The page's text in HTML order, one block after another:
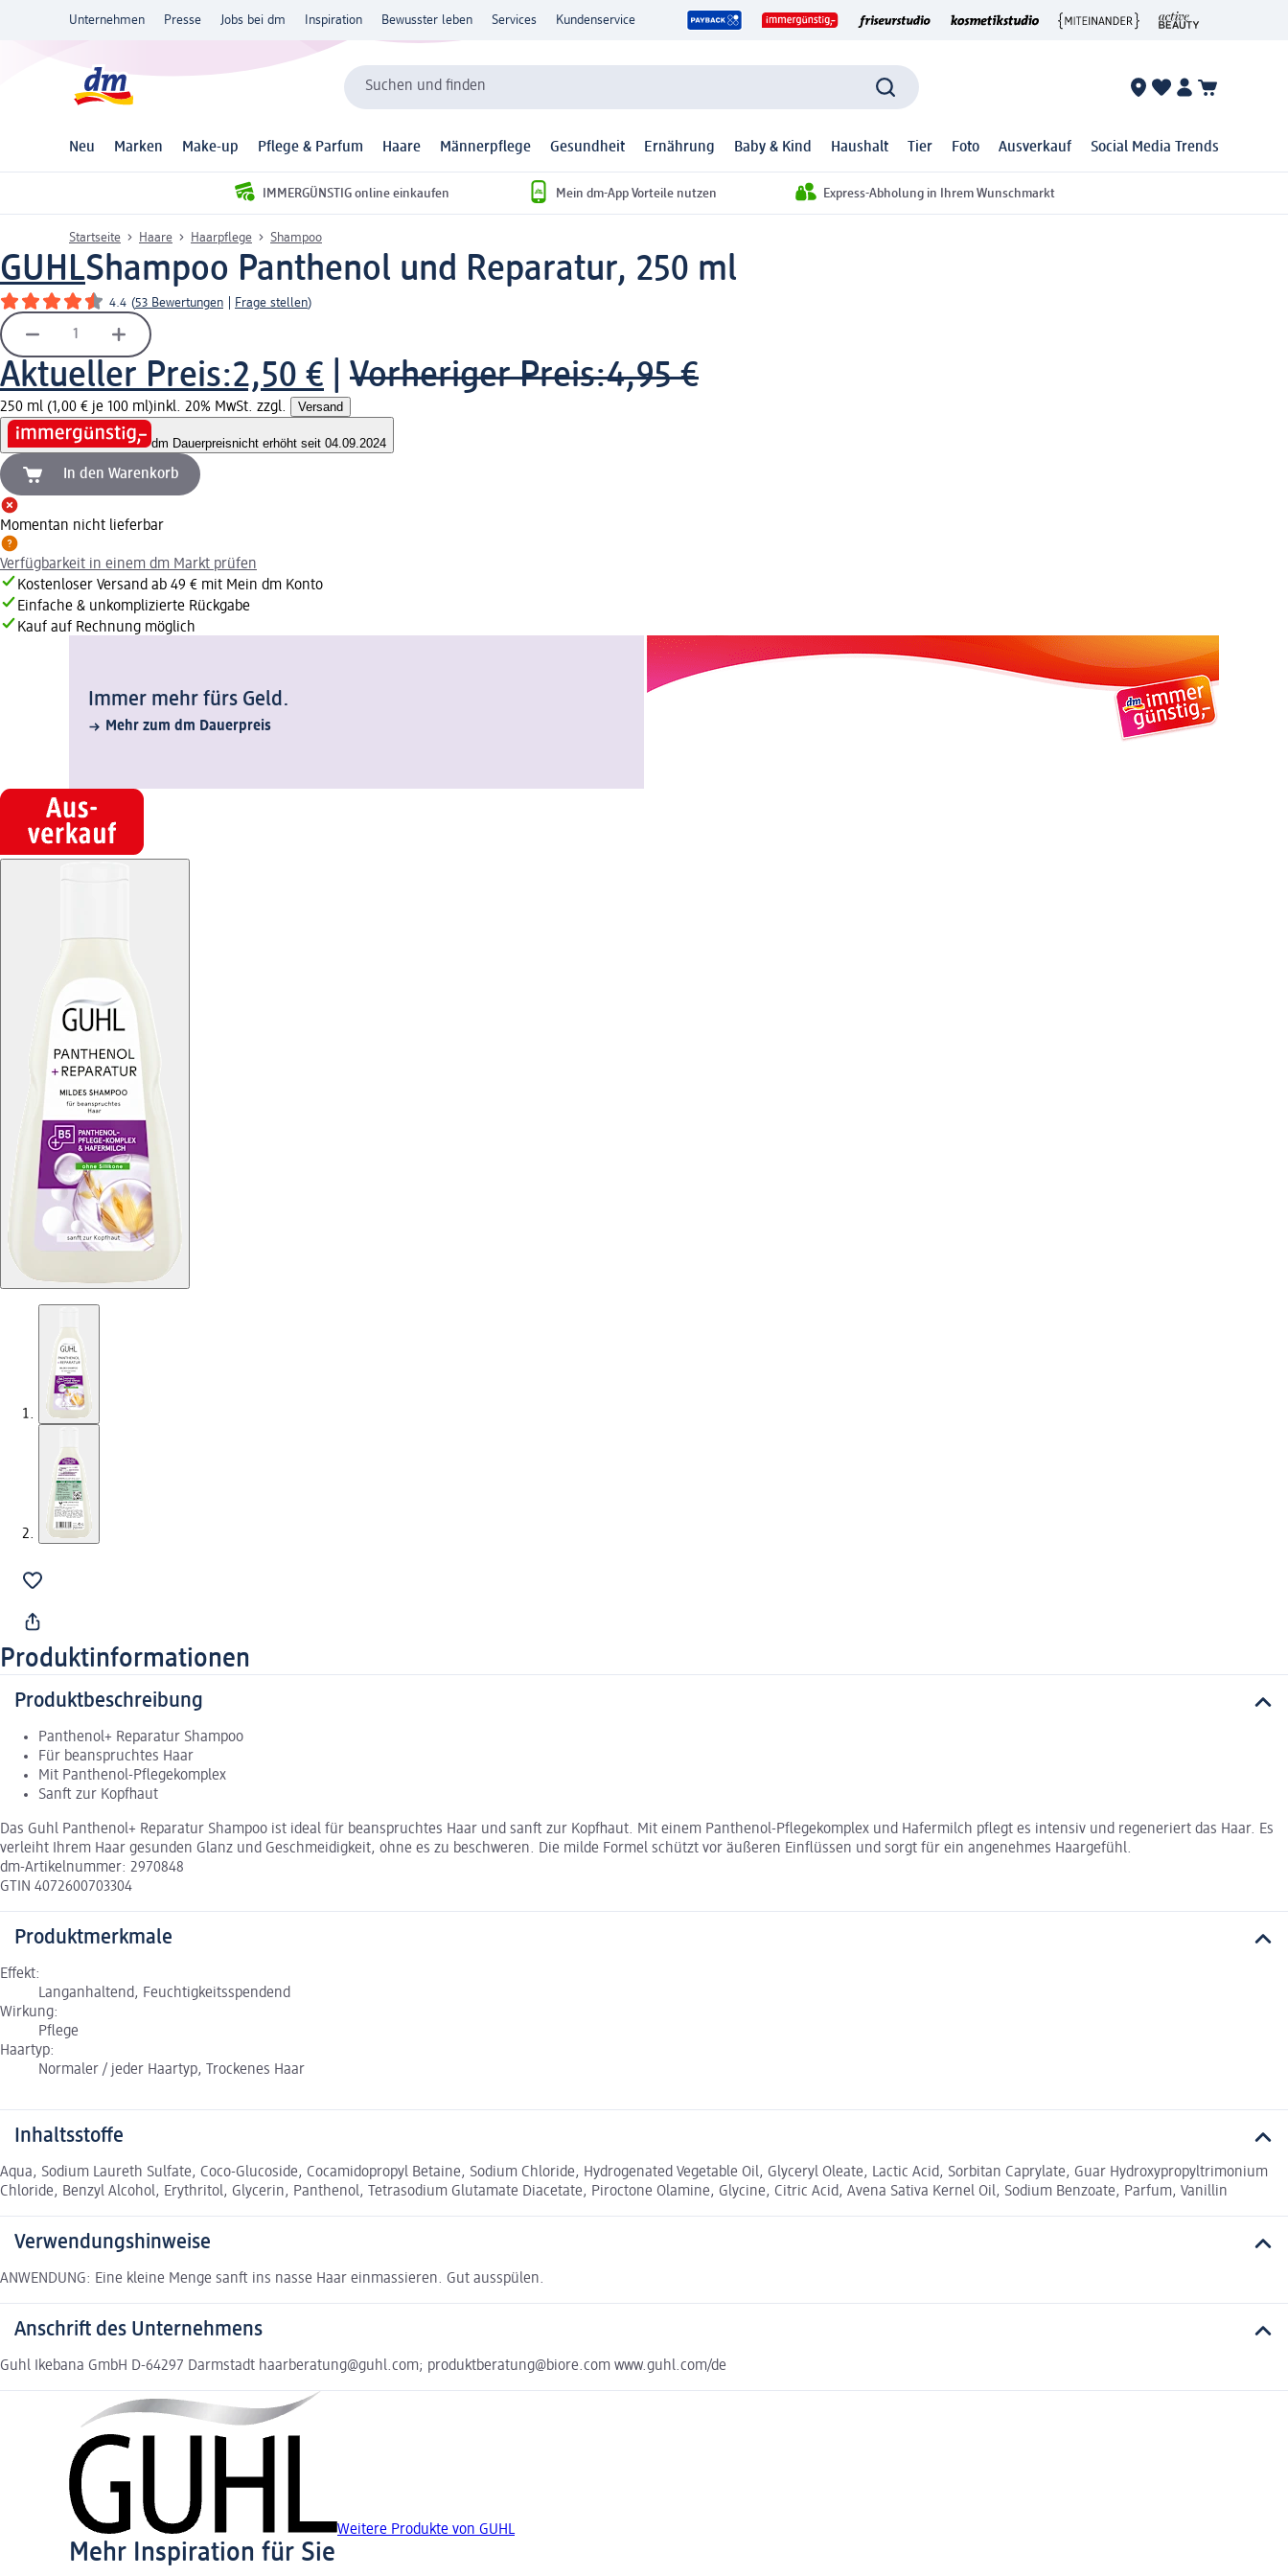
Unternehmen Presse Jobs bei dm Inspiration Bewusster leben Services Kundenservice
Suchen und finden
Neu Marken Make-up Pflege & Parfum Haare Männerpflege Gesundheit Ernährung Baby & Kind Haushalt Tier Foto Ausverkauf Social Media Trends
IMMERGÜNSTIG online einkaufen Mein dm-App Vorteile nutzen Express-Abholung in Ihrem Wunschmarkt
Startseite Haare Haarpflege Shampoo
GUHLShampoo Panthenol und Reparatur, 250 ml
4.4 (53 Bewertungen Frage stellen)
Aktueller Preis:2,50 € Vorheriger Preis:4,95 €
250 ml (1,00 € je 100 ml)inkl. 20% MwSt. zzgl. Versand
dm Dauerpreisnicht erhöht seit 04.09.2024
In den Warenkorb
Momentan nicht lieferbar
Verfügbarkeit in einem dm Markt prüfen
Kostenloser Versand ab 49 € mit Mein dm Konto
Einfache & unkomplizierte Rückgabe
Kauf auf Rechnung möglich
Immer mehr fürs Geld.
Mehr zum dm Dauerpreis
Produktinformationen
Produktbeschreibung
Panthenol+ Reparatur Shampoo
Für beanspruchtes Haar
Mit Panthenol-Pflegekomplex
Sanft zur Kopfhaut
Das Guhl Panthenol+ Reparatur Shampoo ist ideal für beanspruchtes Haar und sanft zur Kopfhaut. Mit einem Panthenol-Pflegekomplex und Hafermilch pflegt es intensiv und regeneriert das Haar. Es
verleiht Ihrem Haar gesunden Glanz und Geschmeidigkeit, ohne es zu beschweren. Die milde Formel schützt vor äußeren Einflüssen und sorgt für ein angenehmes Haargefühl.
dm-Artikelnummer: 2970848
GTIN 4072600703304
Produktmerkmale
Effekt:
Langanhaltend, Feuchtigkeitsspendend
Wirkung:
Pflege
Haartyp:
Normaler / jeder Haartyp, Trockenes Haar
Inhaltsstoffe
Aqua, Sodium Laureth Sulfate, Coco-Glucoside, Cocamidopropyl Betaine, Sodium Chloride, Hydrogenated Vegetable Oil, Glyceryl Oleate, Lactic Acid, Sorbitan Caprylate, Guar Hydroxypropyltrimonium
Chloride, Benzyl Alcohol, Erythritol, Glycerin, Panthenol, Tetrasodium Glutamate Diacetate, Piroctone Olamine, Glycine, Citric Acid, Avena Sativa Kernel Oil, Sodium Benzoate, Parfum, Vanillin
Verwendungshinweise
ANWENDUNG: Eine kleine Menge sanft ins nasse Haar einmassieren. Gut ausspülen.
Anschrift des Unternehmens
Guhl Ikebana GmbH D-64297 Darmstadt haarberatung@guhl.com; produktberatung@biore.com www.guhl.com/de
Weitere Produkte von GUHL
Mehr Inspiration für Sie